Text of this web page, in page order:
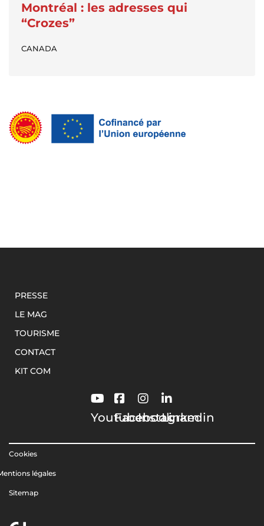
Montréal : les adresses qui
“Crozes”
CANADA
PRESSE
LE MAG
TOURISME
CONTACT
KIT COM
Youtube
Facebook
Instagram
Linkedin
Cookies
légales
Sitemap